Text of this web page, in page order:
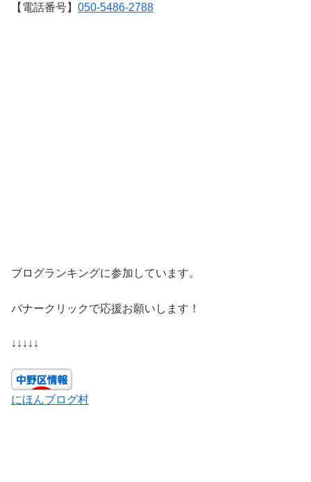
【電話番号】 050-5486-2788
ブログランキングに参加しています。
バナークリックで応援お願いします！
↓↓↓↓↓
にほんブログ村